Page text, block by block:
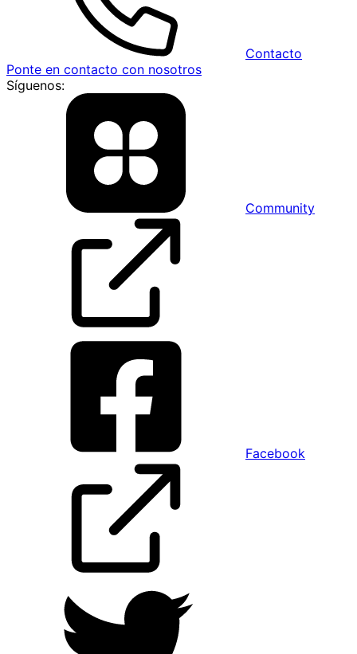
Contacto
Ponte en contacto con nosotros
Síguenos:
Community
Facebook